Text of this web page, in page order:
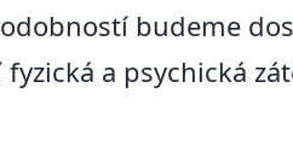
budeme
fyzická a psychická